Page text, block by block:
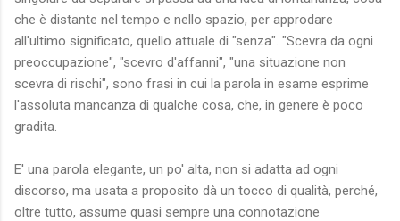
che è distante nel tempo e nello spazio, per approdare
all'ultimo significato, quello attuale di "senza". "Scevra da ogni
preoccupazione", "scevro d'affanni", "una situazione non
scevra di rischi", sono frasi in cui la parola in esame esprime
l'assoluta mancanza di qualche cosa, che, in genere è poco
gradita.
E' una parola elegante, un po' alta, non si adatta ad ogni
discorso, ma usata a proposito dà un tocco di qualità, perché,
oltre tutto, assume quasi sempre una connotazione